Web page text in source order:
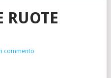
RUOTE
commento